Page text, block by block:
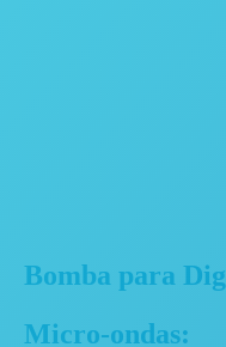
Bomba para
Micro-ondas: